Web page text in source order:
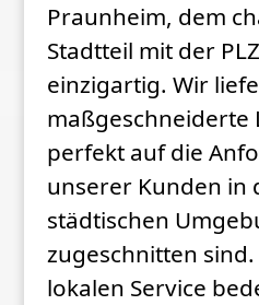
Praunheim, dem
Stadtteil mit der
einzigartig. Wir
maßgeschneiderte
perfekt auf die
unserer Kunden in
städtischen
zugeschnitten
lokalen Service